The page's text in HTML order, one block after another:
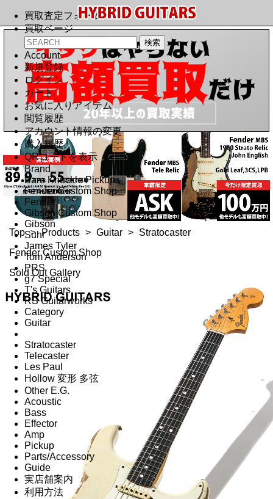
買取査定フォーム
買取ページ
Account
新規登録
ログイン
カート
お気に入りアイテム
閲覧履歴
アカウント情報の変更
購入履歴
QRコードを表示
Brand
Bare Knuckle Pickups
Fender Custom Shop
Fender
Gibson Custom Shop
Gibson
Suhr
James Tyler
Tom Anderson
PRS
g7 Special
T's Guitars
RS Guitarworks
Category
Guitar
Stratocaster
Telecaster
Les Paul
Hollow 変形 多弦
Other E.G.
Acoustic
Bass
Effector
Amp
Pickup
Parts/Accessory
Guide
実店舗案内
利用方法
Top > Products > Guitar > Stratocaster
Fender Custom Shop
Sold Out Gallery